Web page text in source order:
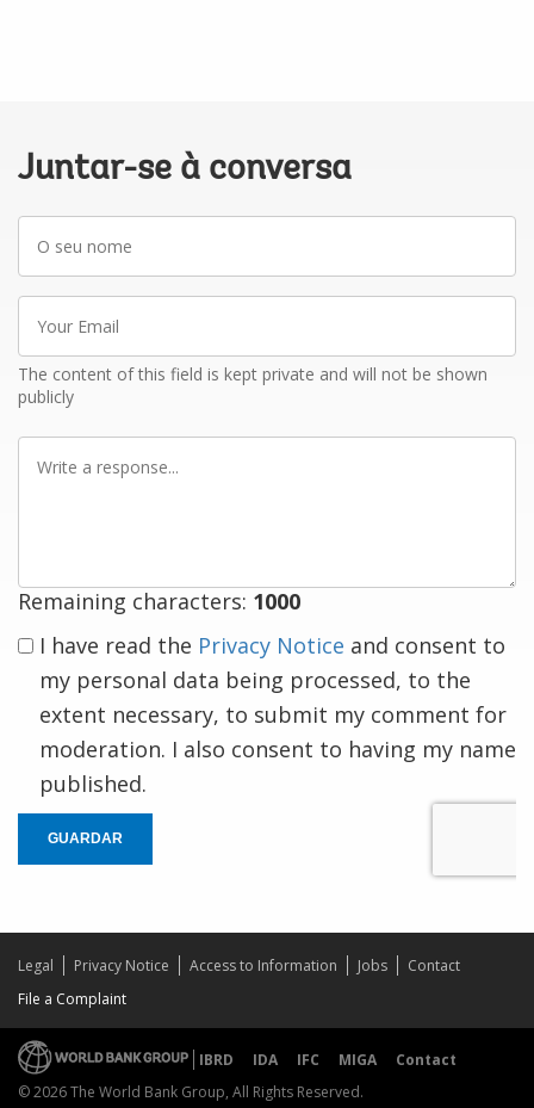
Juntar-se à conversa
seu
Email
The content of this field is kept private and will not be shown
publicly
Remaining characters: 1000
I have read the Privacy Notice and consent to
my personal data being processed, to the
extent necessary, to submit my comment for
moderation. I also consent to having my name
published.
GUARDAR
Legal Privacy Notice Access to Information Jobs
Contact
File a Complaint
IBRD IDA IFC MIGA
Contact
© 2026 The World Bank Group, All Rights Reserved.